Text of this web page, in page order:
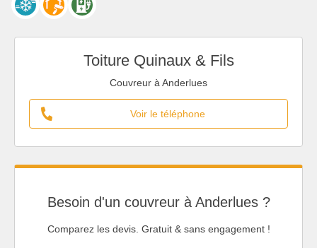
Toiture Quinaux & Fils
Couvreur à Anderlues
Voir le téléphone
Besoin d'un couvreur à Anderlues ?
Comparez les devis. Gratuit & sans engagement !